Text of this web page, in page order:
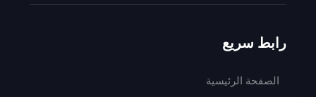
رابط سريع
الصفحة الرئيسية